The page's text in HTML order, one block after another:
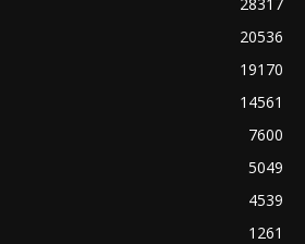
20536
19170
14561
7600
5049
4539
1261